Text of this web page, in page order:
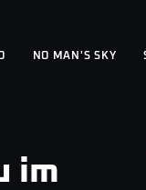
NO MAN'S SKY
im